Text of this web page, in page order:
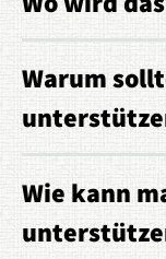
Warum
Wie kann